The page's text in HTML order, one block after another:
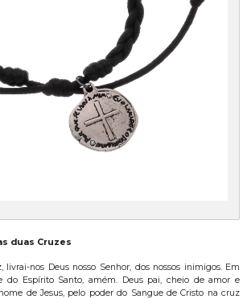
duas Cruzes
livrai-nos Deus nosso Senhor, dos nossos inimigos. Em
do Espírito Santo, amém. Deus pai, cheio de amor e
de Jesus, pelo poder do Sangue de Cristo na cruz